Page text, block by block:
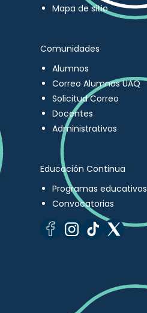
Mapa de sitio
Comunidades
Alumnos
Correo Alumnos UAQ
Solicitud Correo
Docentes
Administrativos
Educación Continua
Programas educativos
Convocatorias